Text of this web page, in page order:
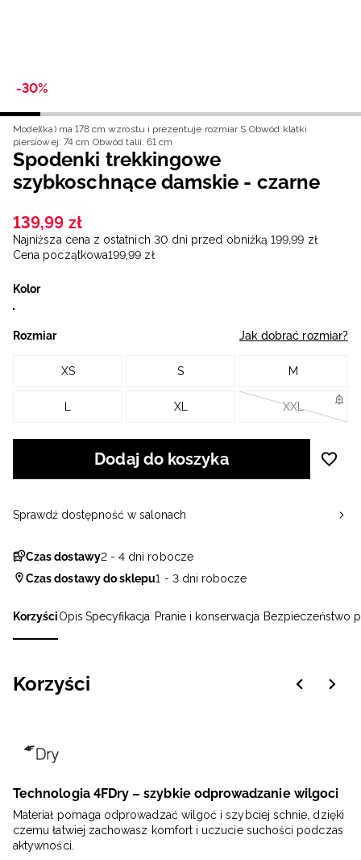
-30%
Model(ka) ma 178 cm wzrostu i prezentuje rozmiar S Obwód klatki
piersiowej: 74 cm Obwód talii: 61 cm
KorzyściOpis Specyfikacja Pranie i konserwacja Bezpieczeństwo
Korzyści
Technologia 4FDry – szybkie odprowadzanie wilgoci
Materiał pomaga odprowadzać wilgoć i szybciej schnie, dzięki
czemu łatwiej zachowasz komfort i uczucie suchości podczas
aktywności.
Spodenki trekkingowe
szybkoschnące damskie - czarne
139,99 zł
Najniższa cena z ostatnich 30 dni przed obniżką 199,99 zł
Cena początkowa199,99 zł
Kolor
Rozmiar Jak dobrać rozmiar?
XS S M
L XL XXL
Dodaj do koszyka
Czas dostawy2 - 4 dni robocze
Czas dostawy do sklepu1 - 3 dni robocze
Sprawdź dostępność w salonach